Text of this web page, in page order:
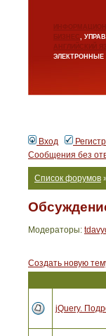
БИЗНЕС,
АНГЛИЙСКИЙ
ЭЛЕКТРОННЫЕ
Вход
Сообщения без
Список форумов
Модераторы:
Создать новую
jQuery.